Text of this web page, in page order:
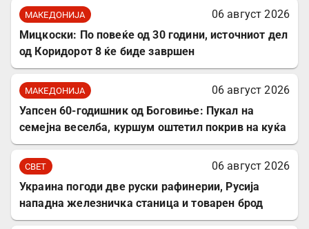
МАКЕДОНИЈА
06 август 2026
Мицкоски: По повеќе од 30 години, источниот дел
од Коридорот 8 ќе биде завршен
МАКЕДОНИЈА
06 август 2026
Уапсен 60-годишник од Боговиње: Пукал на
семејна веселба, куршум оштетил покрив на куќа
СВЕТ
06 август 2026
Украина погоди две руски рафинерии, Русија
нападна железничка станица и товарен брод